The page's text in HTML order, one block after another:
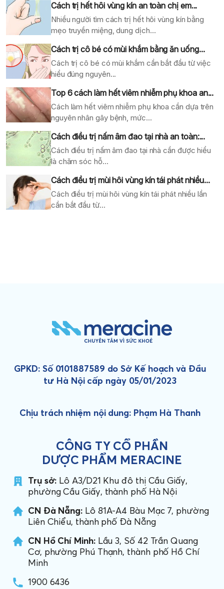
Cách trị hết hôi vùng kín an toàn chị em...
Nhiều người tìm cách trị hết hôi vùng kín bằng
mẹo truyền miệng, dung dịch...
Cách trị cô bé có mùi khắm bằng ăn uống...
Cách trị cô bé có mùi khắm cần bắt đầu từ việc
hiểu đúng nguyên...
Top 6 cách làm hết viêm nhiễm phụ khoa an...
Cách làm hết viêm nhiễm phụ khoa cần dựa trên
nguyên nhân gây bệnh, mức...
Cách điều trị nấm âm đao tại nhà an toàn:...
Cách điều trị nấm âm đao tại nhà cần được hiểu
là chăm sóc hỗ...
Cách điều trị mùi hôi vùng kín tái phát nhiều...
Cách điều trị mùi hôi vùng kín tái phát nhiều lần
cần bắt đầu từ...
GPKD: Số 0101887589 do Sở Kế hoạch và Đầu
tư Hà Nội cấp ngày 05/01/2023
Chịu trách nhiệm nội dung: Phạm Hà Thanh
CÔNG TY CỔ PHẦN
DƯỢC PHẨM MERACINE
Trụ sở: Lô A3/D21 Khu đô thị Cầu Giấy,
phường Cầu Giấy, thành phố Hà Nội
CN Đà Nẵng: Lô 81A-A4 Bàu Mạc 7, phường
Liên Chiểu, thành phố Đà Nẵng
CN Hồ Chí Minh:Lầu 3, Số 42 Trần Quang
Cơ, phường Phú Thạnh, thành phố Hồ Chí
Minh
1900 6436